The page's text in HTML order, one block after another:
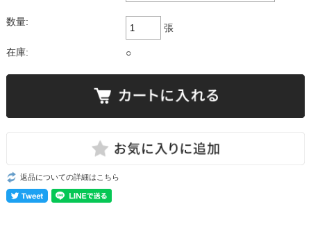
数量:
張
在庫: ○
返品についての詳細はこちら